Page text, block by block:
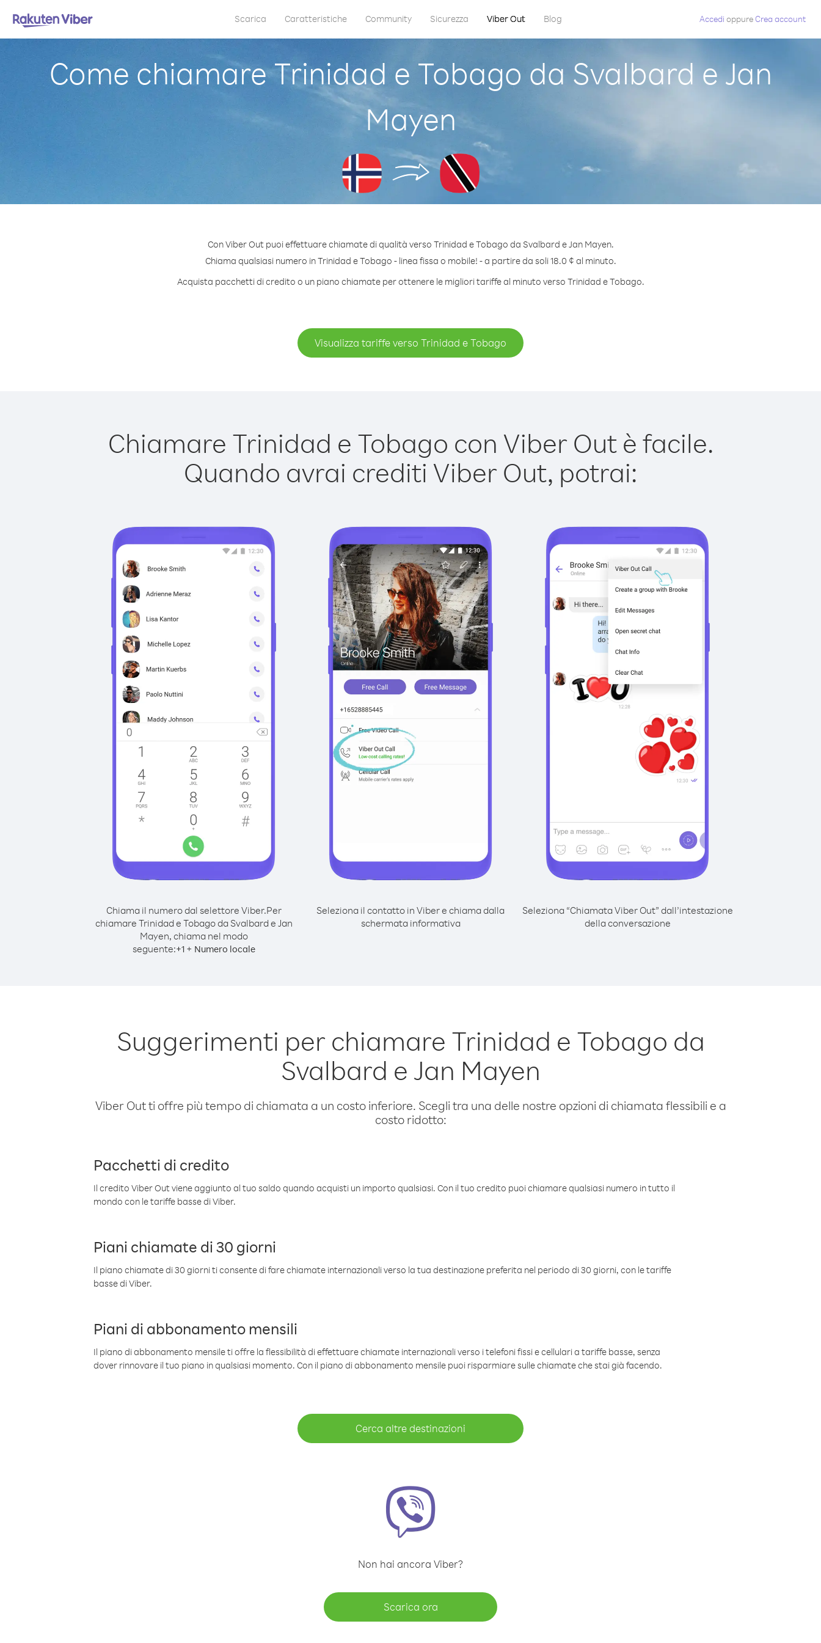
Scarica Caratteristiche Community Sicurezza Viber Out Blog Accedi oppureCrea account
Come chiamare Trinidad e Tobago da Svalbard e Jan
Mayen
Con Viber Out puoi effettuare chiamate di qualità verso Trinidad e Tobago da Svalbard e Jan Mayen.
Chiama qualsiasi numero in Trinidad e Tobago - linea fissa o mobile! - a partire da soli 18.0 ¢ al minuto.
Acquista pacchetti di credito o un piano chiamate per ottenere le migliori tariffe al minuto verso Trinidad e Tobago.
Visualizza tariffe verso Trinidad e Tobago
Chiamare Trinidad e Tobago con Viber Out è facile.
Quando avrai crediti Viber Out, potrai:
Chiama il numero dal selettore Viber.Per
chiamare Trinidad e Tobago da Svalbard e Jan
Mayen, chiama nel modo
seguente:+1+ Numero locale
Seleziona il contatto in Viber e chiama dalla
schermata informativa
Seleziona “Chiamata Viber Out” dall’intestazione
della conversazione
Suggerimenti per chiamare Trinidad e Tobago da
Svalbard e Jan Mayen
Viber Out ti offre più tempo di chiamata a un costo inferiore. Scegli tra una delle nostre opzioni di chiamata flessibili e a
costo ridotto:
Pacchetti di credito
Il credito Viber Out viene aggiunto al tuo saldo quando acquisti un importo qualsiasi. Con il tuo credito puoi chiamare qualsiasi numero in tutto il
mondo con le tariffe basse di Viber.
Piani chiamate di 30 giorni
Il piano chiamate di 30 giorni ti consente di fare chiamate internazionali verso la tua destinazione preferita nel periodo di 30 giorni, con le tariffe
basse di Viber.
Piani di abbonamento mensili
Il piano di abbonamento mensile ti offre la flessibilità di effettuare chiamate internazionali verso i telefoni fissi e cellulari a tariffe basse, senza
dover rinnovare il tuo piano in qualsiasi momento. Con il piano di abbonamento mensile puoi risparmiare sulle chiamate che stai già facendo.
Cerca altre destinazioni
Non hai ancora Viber?
Scarica ora